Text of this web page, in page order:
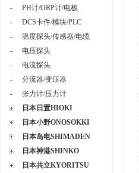
-
PH计/ORP计/电极
-
DCS卡件/模块/PLC
-
温度探头/传感器/电缆
-
电压探头
-
电流探头
-
分流器/变压器
-
张力计/压力计
日本日置HIOKI
日本小野ONOSOKKI
日本岛电SHIMADEN
日本神港SHINKO
日本共立KYORITSU